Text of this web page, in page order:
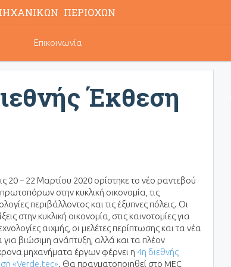
ΠΕΡΙΟΧΩΝ
Επικοινωνία
Έκθεση
20 – 22 Μαρτίου 2020 ορίστηκε το νέο ραντεβού
στην κυκλική οικονομία, τις
περιβάλλοντος και τις έξυπνες πόλεις. Οι
στην κυκλική οικονομία, στις καινοτομίες για
αιχμής, οι μελέτες περίπτωσης και τα νέα
για βιώσιμη ανάπτυξη, αλλά και τα πλέον
μηχανήματα έργων φέρνει η 4η διεθνής
«Verde.tec». Θα πραγματοποιηθεί στο MEC